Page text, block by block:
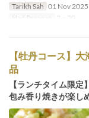
Tarikh Sah 01 Nov 2025
Had Pesanan
2 ~ 30
【牡丹コース】
品
【ランチタイム限
包み香り焼きが楽し